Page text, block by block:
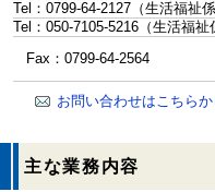
Tel：0799-64-2127 （生活福祉係
Tel：050-7105-5216 （生活福祉
Fax：0799-64-2564
お問い合わせはこちらか
主な業務内容